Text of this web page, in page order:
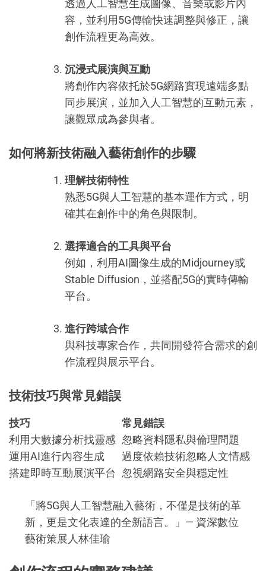
透過人工智慧生成圖像、音樂或影片內
容，並利用5G傳輸快速調整與修正，讓
創作流程更為高效。
沉浸式展演與互動
將創作內容依托於5G網路實現遠端多點
同步展演，並加入人工智慧的互動元素，
讓觀眾成為參與者。
如何將新技術融入藝術創作的步驟
理解技術特性
熟悉5G與人工智慧的基本運作方式，明
確其在創作中的角色與限制。
選擇適合的工具與平台
例如，利用AI圖像生成的Midjourney或
Stable Diffusion，並搭配5G的實時傳輸
平台。
進行跨域合作
與科技專家合作，共同開發符合需求的創
作流程與展示平台。
技術技巧與常見錯誤
技巧
常見錯誤
利用大數據分析找靈感 忽略資料隱私與倫理問題
運用AI進行內容生成
過度依賴技術忽略人文情感
搭建即時互動展演平台
忽視網路安全與穩定性
「將5G與人工智慧融入藝術，不僅是技術的革
新，更是文化表達的全新語言。」— 資深數位
藝術策展人林佳瑜